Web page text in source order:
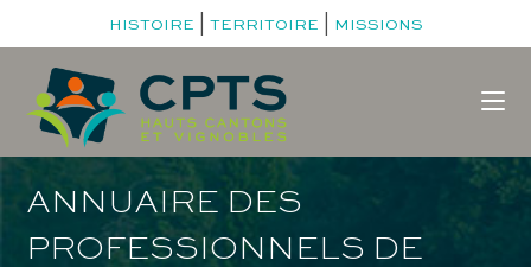
HISTOIRE TERRITOIRE MISSIONS
ANNUAIRE DES
PROFESSIONNELS DE